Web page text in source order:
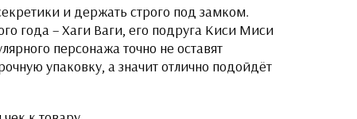
и держать строго под замком.
года – Хаги Ваги, его подруга Киси Миси
персонажа точно не оставят
упаковку, а значит отлично подойдёт